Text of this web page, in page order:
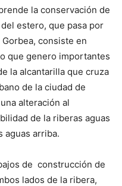
la conservación de
estero, que pasa por
consiste en
que genero importantes
la alcantarilla que cruza
de la ciudad de
alteración al
de la riberas aguas
aguas arriba.
de construcción de
lados de la ribera,